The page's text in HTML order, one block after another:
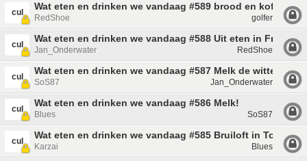
cul
Wat eten en drinken we vandaag #589 brood en koffie
RedShoe golfer
cul
Wat eten en drinken we vandaag #588 Uit eten in Frankrijk
Jan_Onderwater RedShoe
cul
Wat eten en drinken we vandaag #587 Melk de witte sloper
SoS87 Jan_Onderwater
cul
Wat eten en drinken we vandaag #586 Melk!
Blues SoS87
cul
Wat eten en drinken we vandaag #585 Bruiloft in Toscane
Karzai Blues